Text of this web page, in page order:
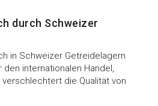
durch Schweizer
in Schweizer Getreidelagern
internationalen Handel,
die Qualität von